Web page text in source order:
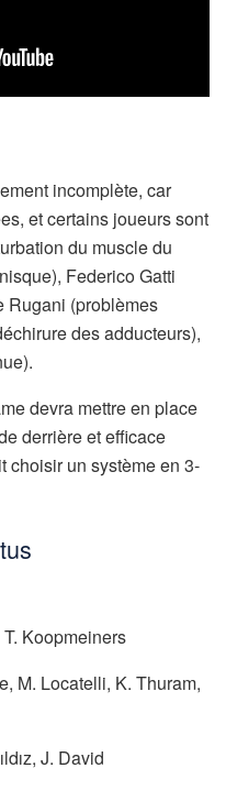
incomplète, car
et certains joueurs sont
du muscle du
Federico Gatti
Rugani (problèmes
des adducteurs),
devra mettre en place
derrière et efficace
choisir un système en 3-
Koopmeiners
M. Locatelli, K. Thuram,
J. David